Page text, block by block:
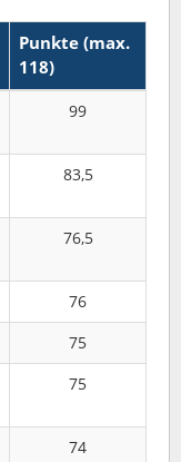
Punkte (max.
118)
99
83,5
76,5
76
75
75
74